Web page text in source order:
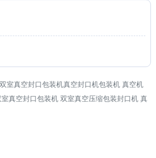
室真空封口包装机真空封口机包装机 真空机
真空封口包装机 双室真空压缩包装封口机 真